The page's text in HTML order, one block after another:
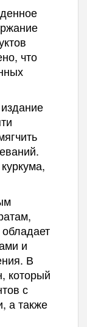
что
и
В
который
с
а также